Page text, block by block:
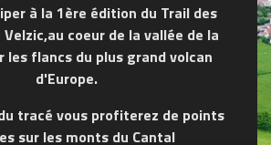
à la 1ère édition du Trail des
coeur de la vallée de la
les flancs du plus grand volcan
d'Europe.
tracé vous profiterez de points
sur les monts du Cantal